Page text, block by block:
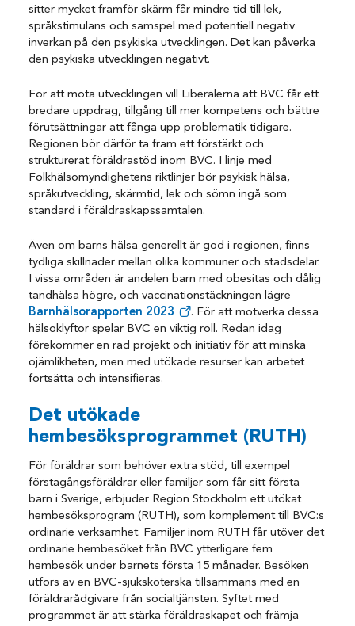
sitter mycket framför skärm får mindre tid till lek,
språkstimulans och samspel med potentiell negativ
inverkan på den psykiska utvecklingen. Det kan påverka
den psykiska utvecklingen negativt.
För att möta utvecklingen vill Liberalerna att BVC får ett
bredare uppdrag, tillgång till mer kompetens och bättre
förutsättningar att fånga upp problematik tidigare.
Regionen bör därför ta fram ett förstärkt och
strukturerat föräldrastöd inom BVC. I linje med
Folkhälsomyndighetens riktlinjer bör psykisk hälsa,
språkutveckling, skärmtid, lek och sömn ingå som
standard i föräldraskapssamtalen.
Även om barns hälsa generellt är god i regionen, finns
tydliga skillnader mellan olika kommuner och stadsdelar.
I vissa områden är andelen barn med obesitas och dålig
tandhälsa högre, och vaccinationstäckningen lägre
Barnhälsorapporten 2023
. För att motverka dessa
hälsoklyftor spelar BVC en viktig roll. Redan idag
förekommer en rad projekt och initiativ för att minska
ojämlikheten, men med utökade resurser kan arbetet
fortsätta och intensifieras.
Det utökade
hembesöksprogrammet (RUTH)
För föräldrar som behöver extra stöd, till exempel
förstagångsföräldrar eller familjer som får sitt första
barn i Sverige, erbjuder Region Stockholm ett utökat
hembesöksprogram (RUTH), som komplement till BVC:s
ordinarie verksamhet. Familjer inom RUTH får utöver det
ordinarie hembesöket från BVC ytterligare fem
hembesök under barnets första 15 månader. Besöken
utförs av en BVC-sjuksköterska tillsammans med en
föräldrarådgivare från socialtjänsten. Syftet med
programmet är att stärka föräldraskapet och främja